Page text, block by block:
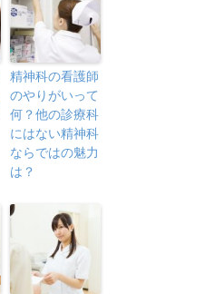
精神科の看護師
のやりがいって
何？他の診療科
にはない精神科
ならではの魅力
は？